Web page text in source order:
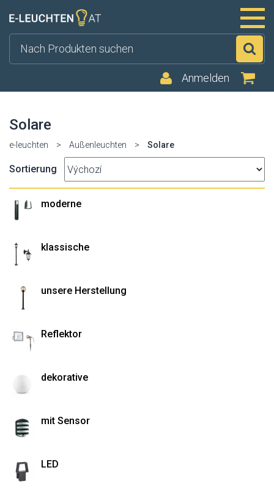
Anmelden
Solare
e-leuchten > Außenleuchten > Solare
Sortierung
moderne
klassische
unsere Herstellung
Reflektor
dekorative
mit Sensor
LED